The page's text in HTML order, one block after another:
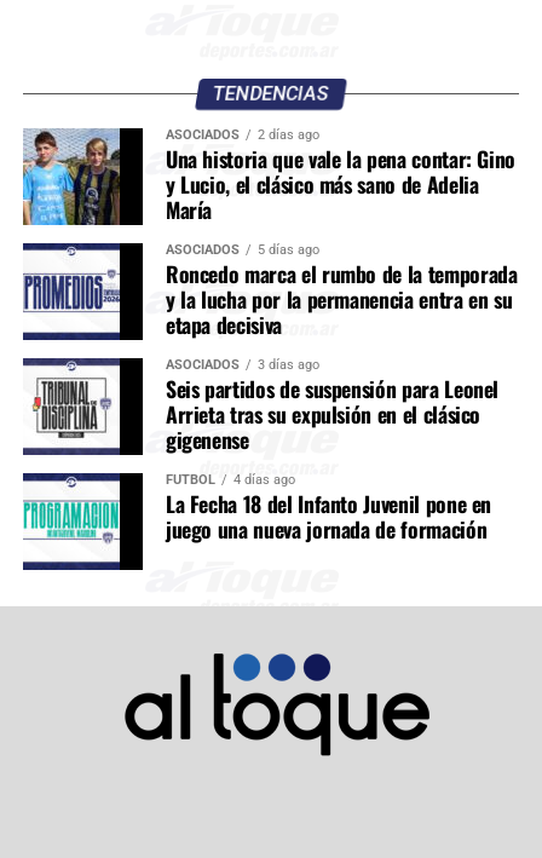
TENDENCIAS
ASOCIADOS 2 días ago
Una historia que vale la pena contar: Gino
y Lucio, el clásico más sano de Adelia
María
ASOCIADOS 5 días ago
Roncedo marca el rumbo de la temporada
y la lucha por la permanencia entra en su
etapa decisiva
ASOCIADOS 3 días ago
Seis partidos de suspensión para Leonel
Arrieta tras su expulsión en el clásico
gigenense
FÚTBOL 4 días ago
La Fecha 18 del Infanto Juvenil pone en
juego una nueva jornada de formación